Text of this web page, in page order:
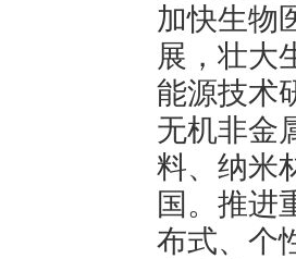
加快生物
展，壮大
能源技术
无机非金
料、纳米
国。推进
布式、个